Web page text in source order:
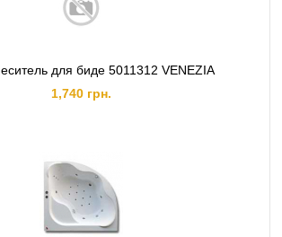
для биде 5011312 VENEZIA
1,740 грн.